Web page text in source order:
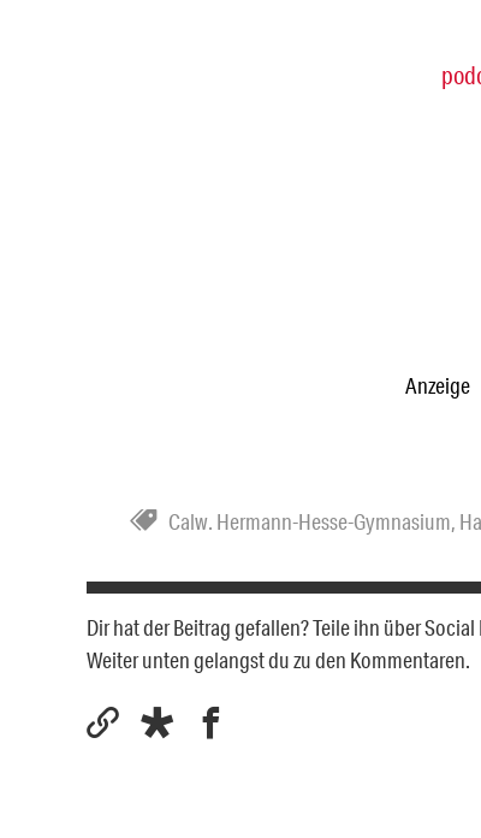
Anzeige
Calw. Hermann-Hesse-Gymnasium,
Dir hat der Beitrag gefallen? Teile ihn über
Weiter unten gelangst du zu den Kommentaren.